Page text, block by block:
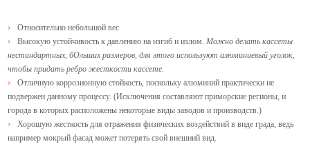
Относительно небольшой вес
Высокую устойчивость к давлению на изгиб и излом. Можно делать кассеты
нестандартных, бОльших размеров, для этого используют алюминиевый уголок,
чтобы придать ребро жесткости кассете.
Отличную коррозионную стойкость, поскольку алюминий практически не
подвержен данному процессу. (Исключения составляют приморские регионы, и
города в которых расположены некоторые виды заводов и производств.)
Хорошую жесткость для отражения физических воздействий в виде града, ведь
например мокрый фасад может потерять свой внешний вид.